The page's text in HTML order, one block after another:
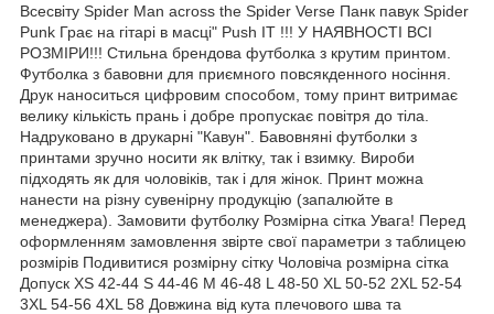
Всесвіту Spider Man across the Spider Verse Панк павук Spider
Punk Грає на гітарі в масці" Push IT !!! У НАЯВНОСТІ ВСІ
РОЗМІРИ!!! Стильна брендова футболка з крутим принтом.
Футболка з бавовни для приємного повсякденного носіння.
Друк наноситься цифровим способом, тому принт витримає
велику кількість прань і добре пропускає повітря до тіла.
Надруковано в друкарні "Кавун". Бавовняні футболки з
принтами зручно носити як влітку, так і взимку. Вироби
підходять як для чоловіків, так і для жінок. Принт можна
нанести на різну сувенірну продукцію (запалюйте в
менеджера). Замовити футболку Розмірна сітка Увага! Перед
оформленням замовлення звірте свої параметри з таблицею
розмірів Подивитися розмірну сітку Чоловіча розмірна сітка
Допуск XS 42-44 S 44-46 M 46-48 L 48-50 XL 50-52 2XL 52-54
3XL 54-56 4XL 58 Довжина від кута плечового шва та